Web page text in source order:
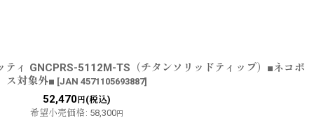
ティ GNCPRS-5112M-TS（チタンソリッドティップ）■ネコポ
ス対象外■ [JAN 4571105693887]
52,470 円(税込)
希望小売価格: 58,300円